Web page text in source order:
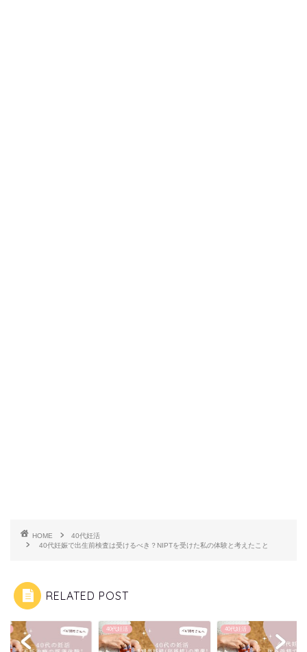
HOME
40代妊活
40代妊娠で出生前検査は受けるべき？NIPTを受けた私の体験と考えたこと
RELATED POST
40代妊活 40代妊活